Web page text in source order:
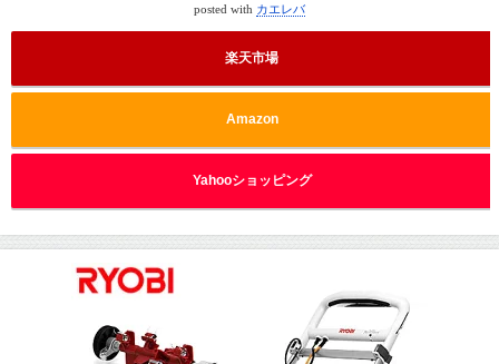
posted with カエレバ
楽天市場
Amazon
Yahooショッピング